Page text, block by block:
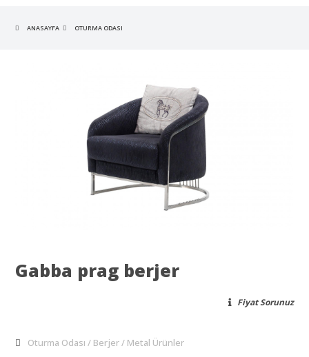
ANASAYFA OTURMA ODASI
Gabba prag berjer
Fiyat Sorunuz
Oturma Odası Berjer
Metal Ürünler